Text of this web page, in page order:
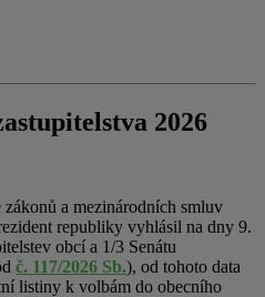
2026
a mezinárodních smluv
republiky vyhlásil na dny 9.
obcí a 1/3 Senátu
č. 117/2026 Sb.), od tohoto data
listiny k volbám do obecního